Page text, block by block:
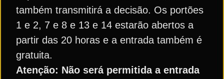
também transmitirá a decisão. Os portões
1 e 2, 7 e 8 e 13 e 14 estarão abertos a
partir das 20 horas e a entrada também é
gratuita.
Atenção: Não será permitida a entrada